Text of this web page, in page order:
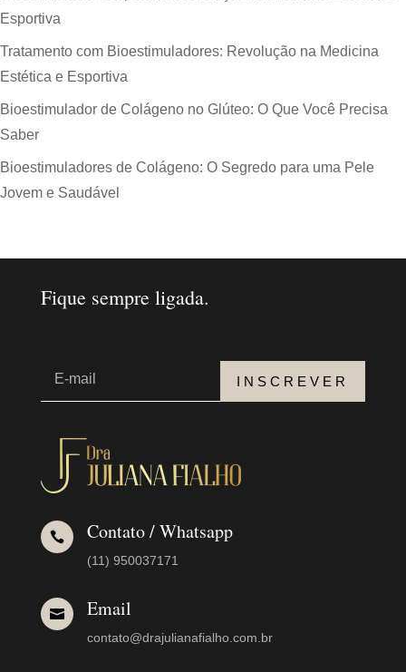
Esportiva
Tratamento com Bioestimuladores: Revolução na Medicina
Estética e Esportiva
Bioestimulador de Colágeno no Glúteo: O Que Você Precisa
Saber
Bioestimuladores de Colágeno: O Segredo para uma Pele
Jovem e Saudável
Fique sempre ligada.
INSCREVER
 Contato / Whatsapp
(11) 950037171
 Email
contato@drajulianafialho.com.br